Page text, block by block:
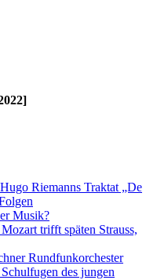
Riemanns Traktat „De
Musik?
trifft späten Strauss,
Rundfunkorchester
des jungen